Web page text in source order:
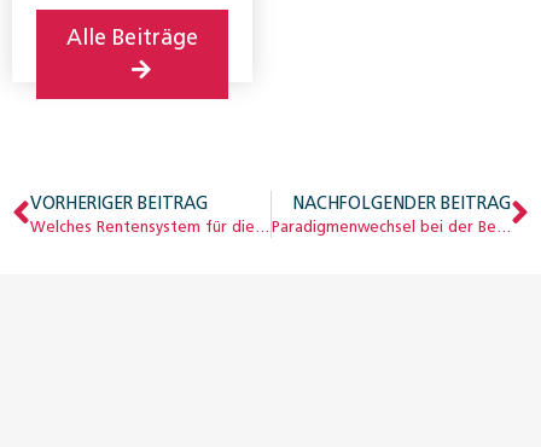
Alle Beiträge
VORHERIGER BEITRAG NACHFOLGENDER BEITRAG